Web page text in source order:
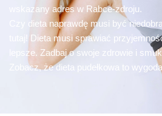
wskazany adres w Rabce-zdroju.
Czy dieta naprawdę musi być
tutaj! Dieta musi sprawiać
lepsze. Zadbaj o swoje zdrowie i
Zobacz, że dieta pudełkowa to